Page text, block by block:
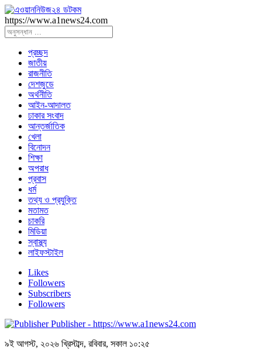
https://www.a1news24.com
প্রচ্ছদ
জাতীয়
রাজনীতি
দেশজুডে
অর্থনীতি
আইন-আদালত
ঢাকার সংবাদ
আন্তর্জাতিক
খেলা
বিনোদন
শিক্ষা
অপরাধ
প্রবাস
ধর্ম
তথ্য ও প্রযুক্তি
মতামত
চাকরি
মিডিয়া
স্বাস্থ্য
লাইফস্টাইল
Likes
Followers
Subscribers
Followers
Publisher - https://www.a1news24.com
৯ই আগস্ট, ২০২৬ খ্রিস্টাব্দ, রবিবার, সকাল ১০:২৫